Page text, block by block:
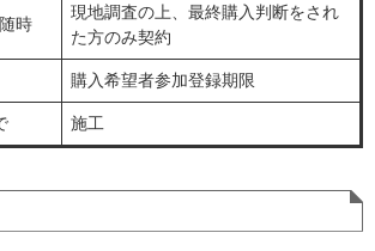
時
現地調査の上、最終購入判断をされ
た方のみ契約
購入希望者参加登録期限
施工